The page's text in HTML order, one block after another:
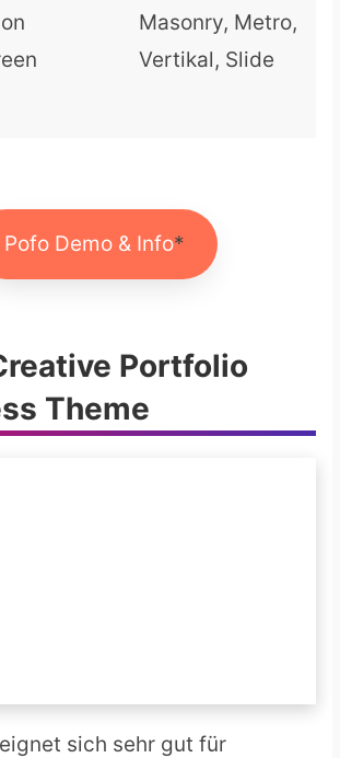
Masonry, Metro,
Vertikal, Slide
Pofo Demo & Info
Portfolio
Theme
eignet sich sehr gut für